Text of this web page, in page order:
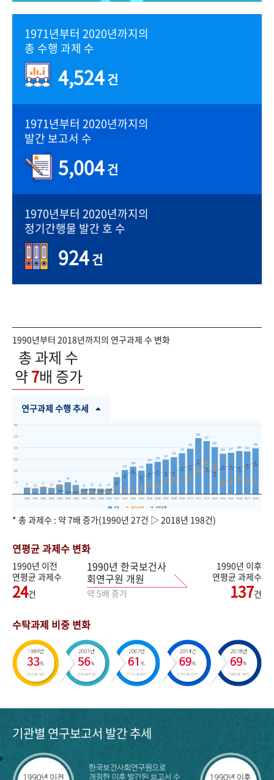
1971년부터 2020년까지의
총 수행 과제 수
4,524건
1971년부터 2020년까지의
발간 보고서 수
5,004건
1970년부터 2020년까지의
정기간행물 발간 호 수
924건
1990년부터 2018년까지의 연구과제 수 변화
총 과제 수
약7배 증가
연구과제 수행 추세
* 총 과제수 : 약 7배 증가(1990년 27건 ▷ 2018년 198건)
연평균 과제수 변화
1990년 이전
연평균 과제수
24건
1990년 한국보건사
회연구원 개원
약 5배 증가
1990년 이후
연평균 과제수
137건
수탁과제 비중 변화
기관별 연구보고서 발간 추세